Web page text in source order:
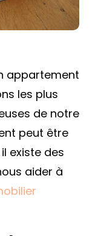
appartement
les plus
de notre
peut être
existe des
aider à